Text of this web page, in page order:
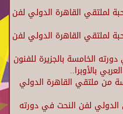
لملتقي القاهرة الدولي لفن
لملتقي القاهرة الدولي لفن
الخامسة بالجزيرة للفنون
بالأوبرا..
من ملتقي القاهرة الدولي
لفن النحت في دورته